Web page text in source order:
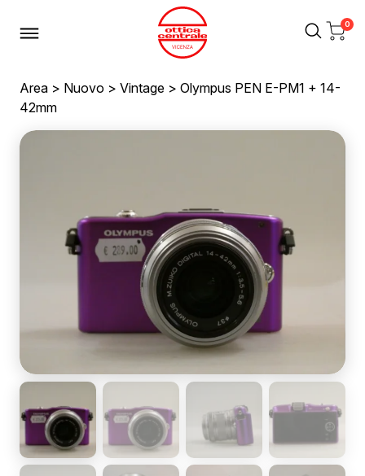
0
Area > Nuovo > Vintage > Olympus PEN E-PM1 + 14-
42mm